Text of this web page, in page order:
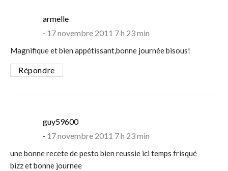
armellesays:
17 novembre 2011 7 h 23 min
Magnifique et bien appétissant,bonne journée bisous!
Répondre
guy59600says:
17 novembre 2011 7 h 23 min
une bonne recete de pesto bien reussie ici temps frisqué
bizz et bonne journee